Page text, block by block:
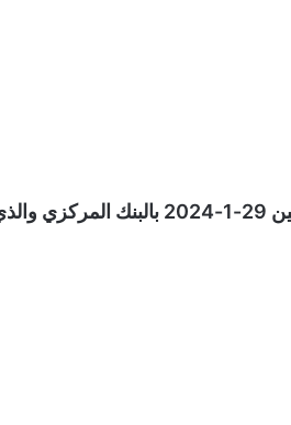
نستعرض سعر الدولار مقابل الجنيه اليوم الإثنين